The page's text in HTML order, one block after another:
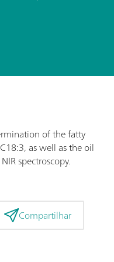
of the fatty
as well as the oil
spectroscopy.
Compartilhar